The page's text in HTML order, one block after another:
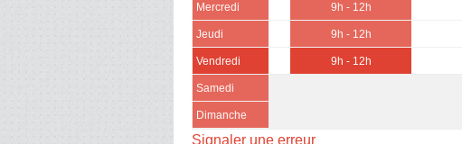
Mercredi 9h - 12h
Jeudi 9h - 12h
Vendredi 9h - 12h
Samedi
Dimanche
Signaler une erreur